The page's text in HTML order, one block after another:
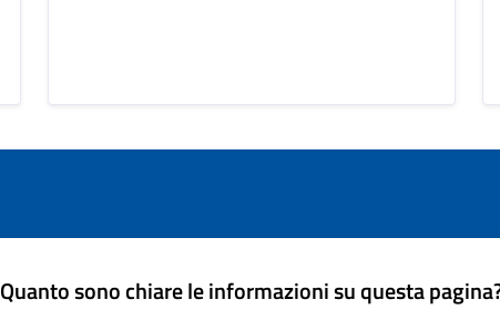
Quanto sono chiare le informazioni su questa